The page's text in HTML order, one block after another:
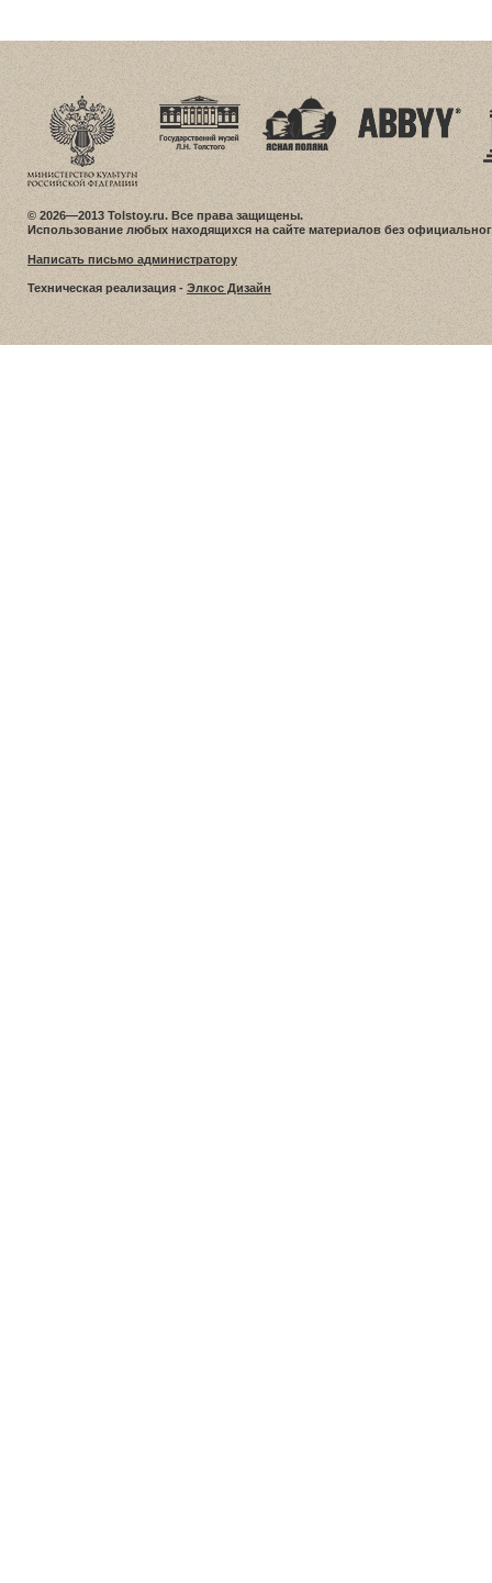
© 2026—2013 Tolstoy.ru. Все права защищены.
Использование любых находящихся на сайте материалов без
Написать письмо администратору
Техническая реализация - Элкос Дизайн